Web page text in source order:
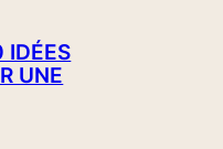
IDÉES
UNE